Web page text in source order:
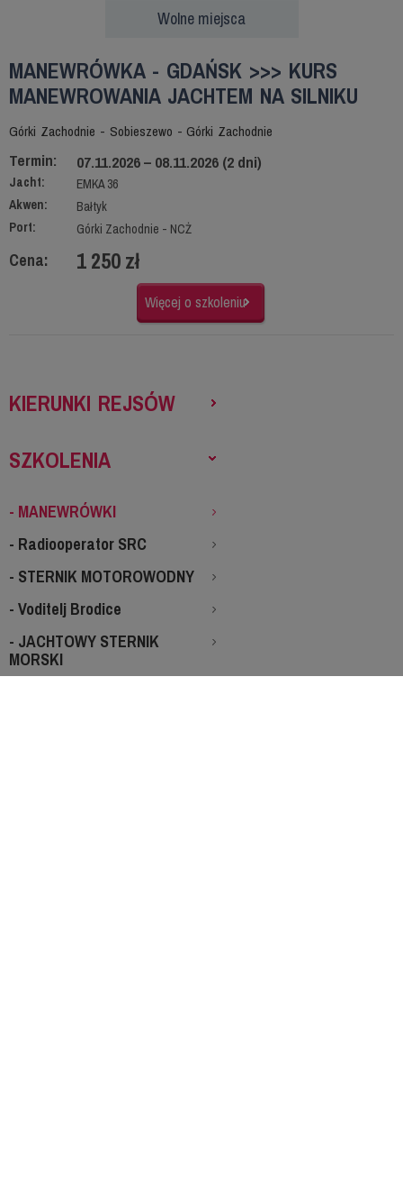
Wolne miejsca
MANEWRÓWKA - GDAŃSK >>> KURS
MANEWROWANIA JACHTEM NA SILNIKU
Górki Zachodnie - Sobieszewo - Górki Zachodnie
Termin: 07.11.2026 – 08.11.2026 (2 dni)
Jacht:
EMKA 36
Akwen:
Bałtyk
Port:
Górki Zachodnie - NCŻ
Cena: 1 250 zł
Więcej o szkoleniu
KIERUNKI REJSÓW
SZKOLENIA
- MANEWRÓWKI
- Radiooperator SRC
- STERNIK MOTOROWODNY
- Voditelj Brodice
- JACHTOWY STERNIK
MORSKI